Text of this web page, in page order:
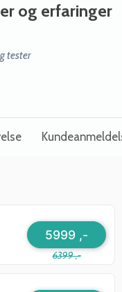
og erfaringer
tester
6399 ,-
5999 ,-